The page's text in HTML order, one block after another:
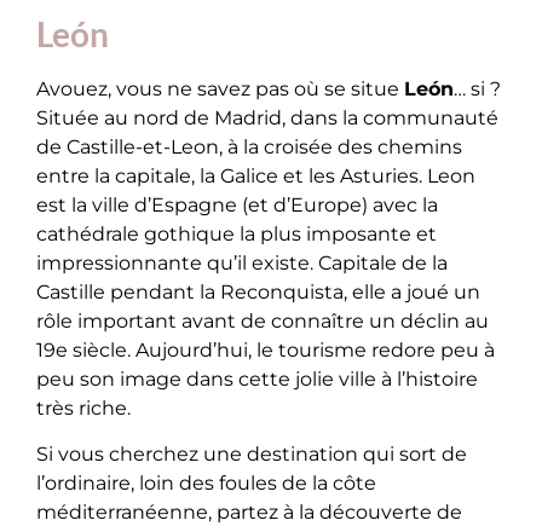
León
Avouez, vous ne savez pas où se situe León… si ?
Située au nord de Madrid, dans la communauté
de Castille-et-Leon, à la croisée des chemins
entre la capitale, la Galice et les Asturies. Leon
est la ville d’Espagne (et d’Europe) avec la
cathédrale gothique la plus imposante et
impressionnante qu’il existe. Capitale de la
Castille pendant la Reconquista, elle a joué un
rôle important avant de connaître un déclin au
19e siècle. Aujourd’hui, le tourisme redore peu à
peu son image dans cette jolie ville à l’histoire
très riche.
Si vous cherchez une destination qui sort de
l’ordinaire, loin des foules de la côte
méditerranéenne, partez à la découverte de